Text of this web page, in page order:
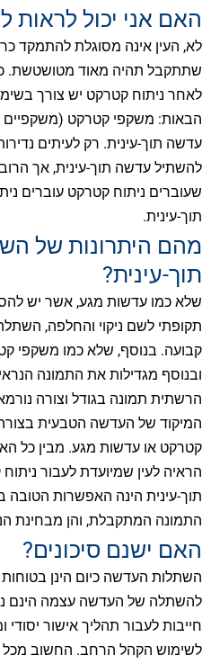
האם אני יכול לראות
לא, העין אינה מסוגלת להתמקד
שתתקבל תהיה מאוד מטושטשת.
לאחר ניתוח קטרקט יש צורך
הבאות: משקפי קטרקט (משקפיים
עדשה תוך-עינית. רק לעיתים
שעוברים ניתוח קטרקט עוברים
תוך-עינית.
מהם היתרונות של
תוך-עינית?
שלא כמו עדשות מגע, אשר יש
תקופתי לשם ניקוי והחלפה,
קבועה. בנוסף, שלא כמו משקפי
ובנוסף מגדילות את התמונה
הרשתית תמונה בגודל וצורה
המיקוד של העדשה הטבעית
קטרקט או עדשות מגע. מבין כל
הראיה לעין שמיועדת לעבור
תוך-עינית הינה האפשרות הטובה
התמונה המתקבלת, והן מבחינת
האם ישנם סיכונים?
השתלות העדשה כיום הינן
להשתלה של העדשה עצמה הינם
חייבות לעבור תהליך אישור יסודי
לשימוש הקהל הרחב. החשוב מכל